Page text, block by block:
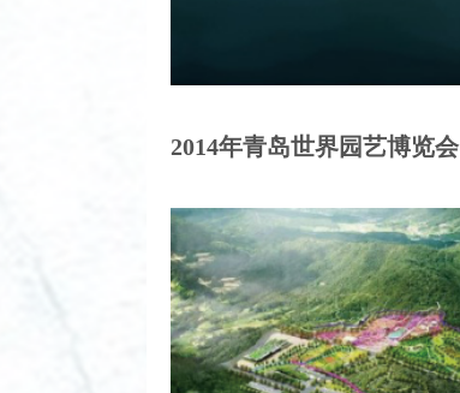
2014年青岛世界园艺博览会